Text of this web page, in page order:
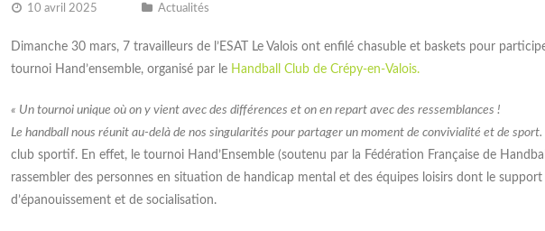
10 avril 2025 Actualités
Dimanche 30 mars, 7 travailleurs de l’ESAT Le Valois ont enfilé chasuble et baskets pour
tournoi Hand’ensemble, organisé par le Handball Club de Crépy-en-Valois.
« Un tournoi unique où on y vient avec des différences et on en repart avec des ressemblances !
Le handball nous réunit au-delà de nos singularités pour partager un moment de convivialité et de sport.
club sportif. En effet, le tournoi Hand’Ensemble (soutenu par la Fédération Française de
rassembler des personnes en situation de handicap mental et des équipes loisirs dont le
d’épanouissement et de socialisation.
MAS La Clarée : le
Renforcer l’accueil et la